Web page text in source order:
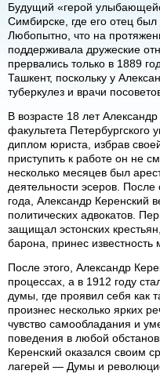
Будущий «герой
Симбирске, где его отец
Любопытно, что на
поддерживала дружеские
прервались только в 1889
Ташкент, поскольку у
туберкулез и врачи
В возрасте 18 лет
факультета Петербургского
диплом юриста, избрав
приступить к работе он не
несколько месяцев был
деятельности эсеров.
года, Александр Керенский
политических адвокатов.
защищал эстонских
барона, принес известность
После этого, Александр
процессах, а в 1912 году
думы, где проявил себя как
произнес несколько ярких
чувство самообладания и
поведения в любой
Керенский оказался своим
лагерей — Думы и